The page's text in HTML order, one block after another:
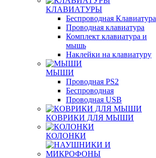
КЛАВИАТУРЫ
Беспроводная Клавиатура
Проводная клавиатура
Комплект клавиатура и
мышь
Наклейки на клавиатуру
МЫШИ
Проводная PS2
Беспроводная
Проводная USB
КОВРИКИ ДЛЯ МЫШИ
КОЛОНКИ